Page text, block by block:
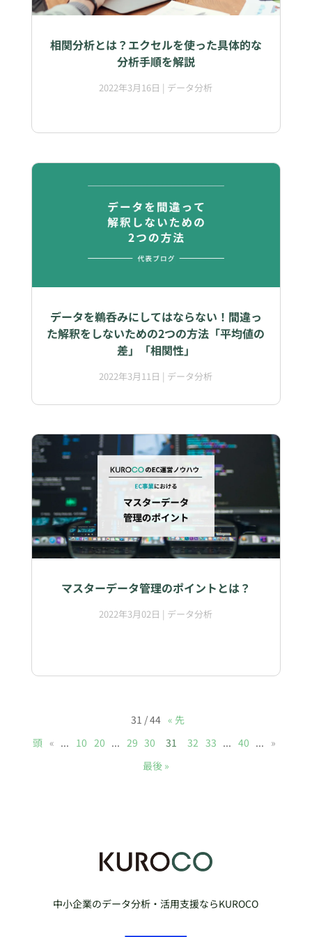
相関分析とは？エクセルを使った具体的な
分析手順を解説
2022年3月16日 | データ分析
データを鵜呑みにしてはならない！間違っ
た解釈をしないための2つの方法「平均値の
差」「相関性」
2022年3月11日 | データ分析
マスターデータ管理のポイントとは？
2022年3月02日 | データ分析
31 / 44 « 先
頭 « ... 10 20 ... 29 30 31 32 33 ... 40 ... »
最後 »
中小企業のデータ分析・活用支援ならKUROCO